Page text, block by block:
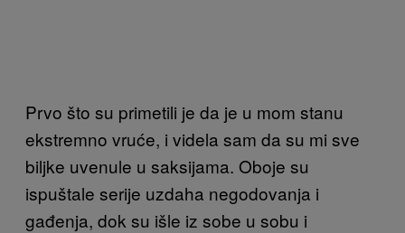
Prvo što su primetili je da je u mom stanu
ekstremno vruće, i videla sam da su mi sve
biljke uvenule u saksijama. Oboje su
ispuštale serije uzdaha negodovanja i
gađenja, dok su išle iz sobe u sobu i